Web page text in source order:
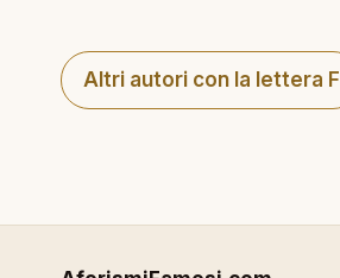
Altri autori con la lettera F